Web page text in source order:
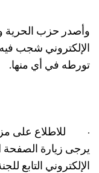
وأصدر حزب الحرية
الإلكتروني شجب
تورطه في أي منها.
·
للاطلاع على
يرجى زيارة
الإلكتروني التابع